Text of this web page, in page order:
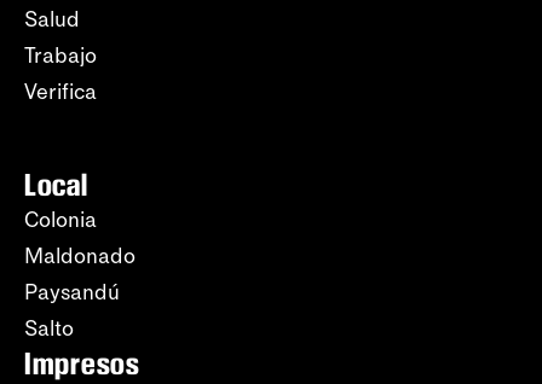
Salud
Trabajo
Verifica
Local
Colonia
Maldonado
Paysandú
Salto
Impresos